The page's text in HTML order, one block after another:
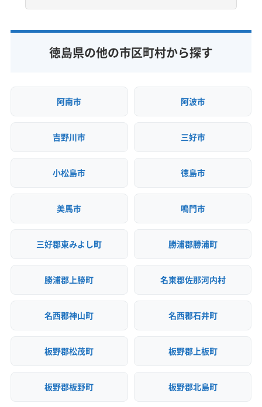
徳島県の他の市区町村から探す
阿南市 阿波市
吉野川市 三好市
小松島市 徳島市
美馬市 鳴門市
三好郡東みよし町 勝浦郡勝浦町
勝浦郡上勝町 名東郡佐那河内村
名西郡神山町 名西郡石井町
板野郡松茂町 板野郡上板町
板野郡板野町 板野郡北島町